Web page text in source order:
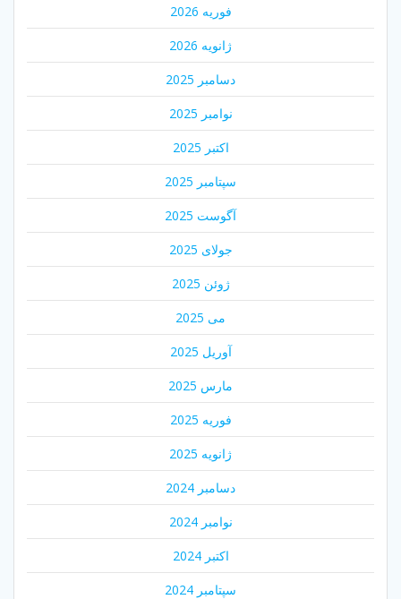
فوریه 2026
ژانویه 2026
دسامبر 2025
نوامبر 2025
اکتبر 2025
سپتامبر 2025
آگوست 2025
جولای 2025
ژوئن 2025
می 2025
آوریل 2025
مارس 2025
فوریه 2025
ژانویه 2025
دسامبر 2024
نوامبر 2024
اکتبر 2024
سپتامبر 2024